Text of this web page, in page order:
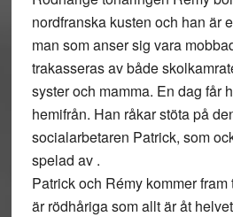
nordfranska kusten och han är
man som anser sig vara
trakasseras av både
syster och mamma. En dag får
hemifrån. Han råkar stöta på
socialarbetaren Patrick, som
spelad av .
Patrick och Rémy kommer
är rödhåriga som allt är åt